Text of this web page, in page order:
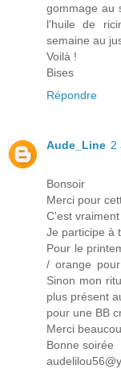
gommage au
l'huile de
semaine au
Voilà !
Bises
Répondre
Aude_Line 2
Bonsoir
Merci pour
C'est
Je participe à
Pour le
/ orange
Sinon mon
plus présent
pour une BB
Merci
Bonne soirée